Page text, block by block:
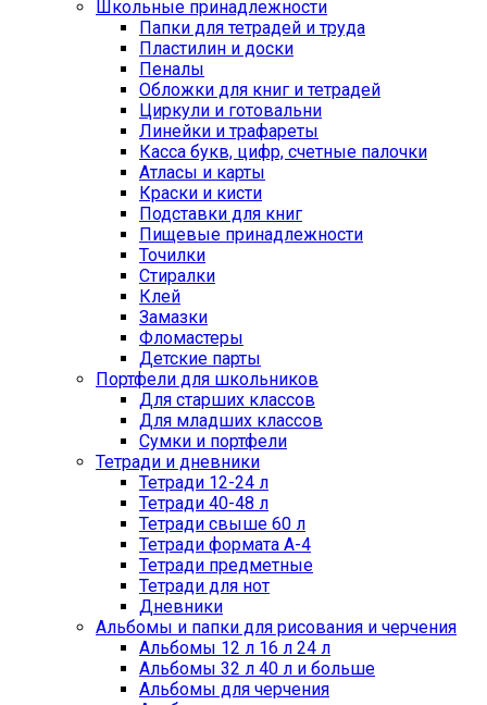
Школьные принадлежности
Папки для тетрадей и труда
Пластилин и доски
Пеналы
Обложки для книг и тетрадей
Циркули и готовальни
Линейки и трафареты
Касса букв, цифр, счетные палочки
Атласы и карты
Краски и кисти
Подставки для книг
Пищевые принадлежности
Точилки
Стиралки
Клей
Замазки
Фломастеры
Детские парты
Портфели для школьников
Для старших классов
Для младших классов
Сумки и портфели
Тетради и дневники
Тетради 12-24 л
Тетради 40-48 л
Тетради свыше 60 л
Тетради формата А-4
Тетради предметные
Тетради для нот
Дневники
Альбомы и папки для рисования и черчения
Альбомы 12 л 16 л 24 л
Альбомы 32 л 40 л и больше
Альбомы для черчения